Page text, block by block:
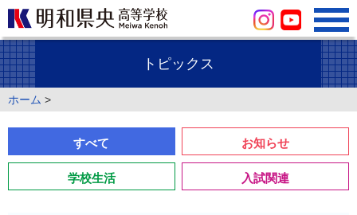
トピックス
ホーム >
すべて お知らせ
学校生活 入試関連